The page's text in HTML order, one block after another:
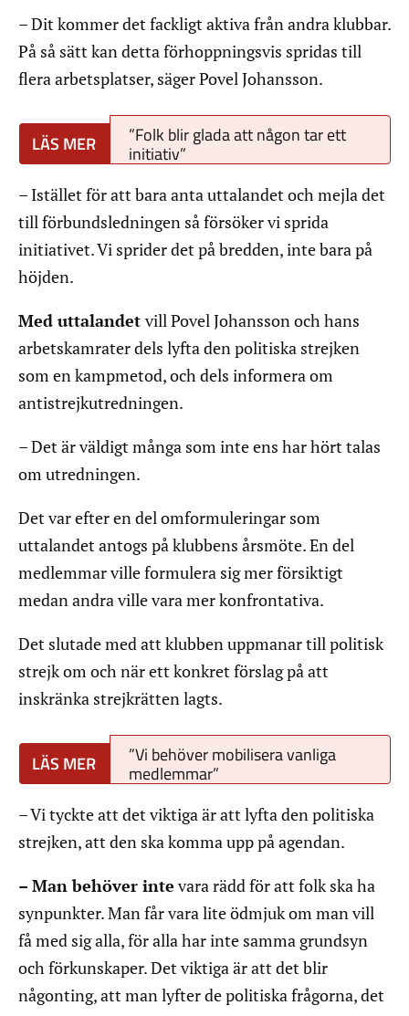
– Dit kommer det fackligt aktiva från andra klubbar.
På så sätt kan detta förhoppningsvis spridas till
flera arbetsplatser, säger Povel Johansson.
”Folk blir glada att någon tar ett
initiativ”
– Istället för att bara anta uttalandet och mejla det
till förbundsledningen så försöker vi sprida
initiativet. Vi sprider det på bredden, inte bara på
höjden.
Med uttalandet vill Povel Johansson och hans
arbetskamrater dels lyfta den politiska strejken
som en kampmetod, och dels informera om
antistrejkutredningen.
– Det är väldigt många som inte ens har hört talas
om utredningen.
Det var efter en del omformuleringar som
uttalandet antogs på klubbens årsmöte. En del
medlemmar ville formulera sig mer försiktigt
medan andra ville vara mer konfrontativa.
Det slutade med att klubben uppmanar till politisk
strejk om och när ett konkret förslag på att
inskränka strejkrätten lagts.
”Vi behöver mobilisera vanliga
medlemmar”
– Vi tyckte att det viktiga är att lyfta den politiska
strejken, att den ska komma upp på agendan.
– Man behöver inte vara rädd för att folk ska ha
synpunkter. Man får vara lite ödmjuk om man vill
få med sig alla, för alla har inte samma grundsyn
och förkunskaper. Det viktiga är att det blir
någonting, att man lyfter de politiska frågorna, det